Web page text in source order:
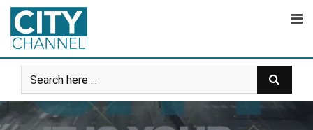
Skip
content